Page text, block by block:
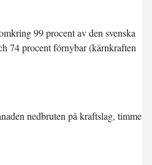
99 procentav den svenska
74 procent förnybar(kärnkraften